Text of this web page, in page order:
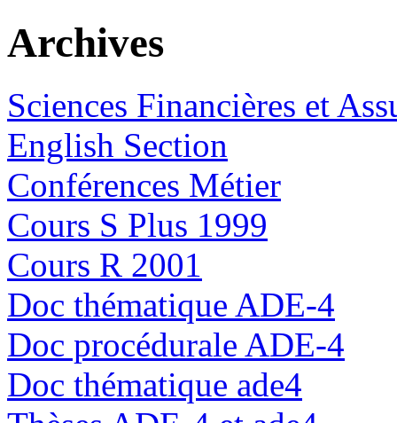
Archives
Sciences Financières et
English Section
Conférences Métier
Cours S Plus 1999
Cours R 2001
Doc thématique ADE-4
Doc procédurale ADE-4
Doc thématique ade4